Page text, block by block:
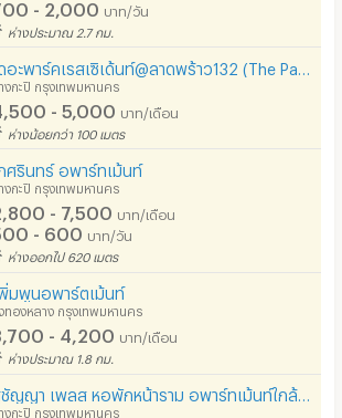
- 2,000 บาท/วัน
ห่างประมาณ 2.7 กม.
งกะปิ กรุงเทพมหานคร
- 5,000 บาท/เดือน
ห่างน้อยกว่า 100 เมตร
ศรินทร์ อพาร์ทเม้นท์
งกะปิ กรุงเทพมหานคร
- 7,500 บาท/เดือน
- 600 บาท/วัน
ห่างออกไป 620 เมตร
พิ่มพูน​อพาร์ตเม้นท์​
ทองหลาง กรุงเทพมหานคร
- 4,200 บาท/เดือน
ห่างประมาณ 1.8 กม.
งกะปิ กรุงเทพมหานคร